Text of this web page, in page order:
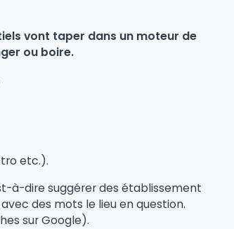
vont taper dans un moteur de
ou boire.
etc.).
à-dire suggérer des établissement
des mots le lieu en question.
sur Google).